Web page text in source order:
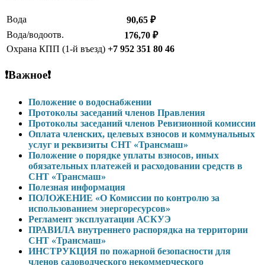
Вода
90,65 ₽
Вода/водоотв.
176,70 ₽
Охрана КПП (1-й въезд) +7 952 351 80 46
❗Важное❗
Положение о водоснабжении
Протоколы заседаний членов Правления
Протоколы заседаний членов Ревизионной комиссии
Оплата членских, целевых взносов и коммунальных
услуг и реквизиты СНТ «Трансмаш»
Положение о порядке уплаты взносов, иных
обязательных платежей и расходовании средств в
СНТ «Трансмаш»
Полезная информация
ПОЛОЖЕНИЕ «О Комиссии по контролю за
использованием энергоресурсов»
Регламент эксплуатации АСКУЭ
ПРАВИЛА внутреннего распорядка на территории
СНТ «Трансмаш»
ИНСТРУКЦИЯ по пожарной безопасности для
членов садоводческого некоммерческого